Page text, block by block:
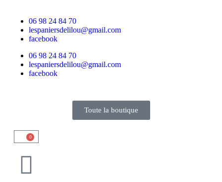
06 98 24 84 70
lespaniersdelilou@gmail.com
facebook
06 98 24 84 70
lespaniersdelilou@gmail.com
facebook
Toute la boutique
0